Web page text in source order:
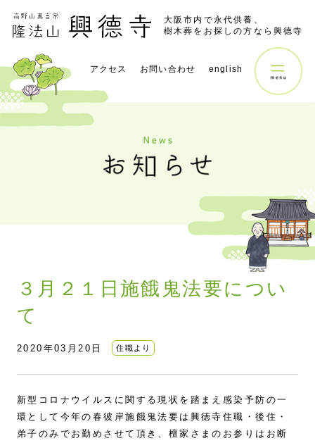
大阪市内で永代供養、
樹木葬をお探しの方なら興德寺
アクセス お問い合わせ english
３月２１日施餓鬼法要につい
て
2020年03月20日 住職より
新型コロナウイルスに関する現状を踏まえ感染予防の一
環として今年の春彼岸施餓鬼法要は興徳寺住職・後住・
弟子のみでお勤めさせて頂き、檀家さまのお参りはお断